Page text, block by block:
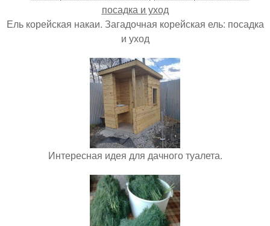
Ель корейская накаи. Загадочная корейская ель: посадка
и уход
Интересная идея для дачного туалета.